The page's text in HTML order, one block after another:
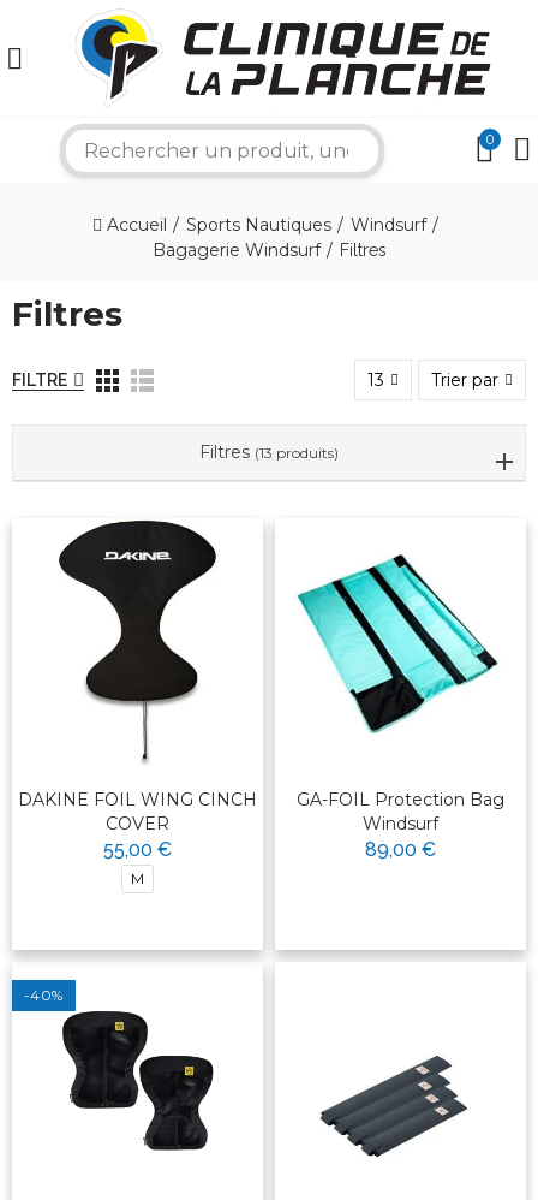
0
Accueil Sports Nautiques
Windsurf
Bagagerie Windsurf
Filtres
Filtres
FILTRE 13 Trier par
Filtres (13 produits)
DAKINE FOIL WING CINCH
COVER
55,00 €
M
GA-FOIL Protection Bag
Windsurf
89,00 €
-40%
Bonjour ! Je suis votre expert nautique.